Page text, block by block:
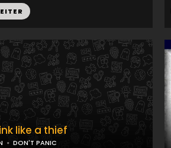
like a thief
DON'T PANIC